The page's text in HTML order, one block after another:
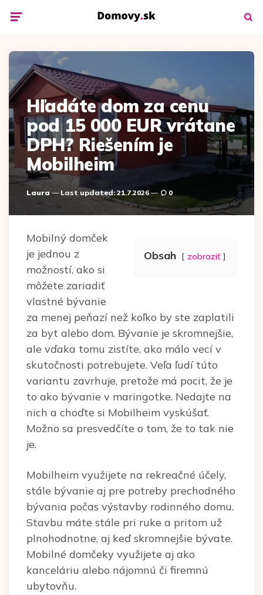
Hľadáte dom za cenu
pod 15 000 EUR vrátane
DPH? Riešením je
Mobilheim
Posted
Laura Last updated:21.7.2026 0
Obsah zobraziť
Mobilný domček
je jednou z
možností, ako si
môžete zariadiť
vlastné bývanie
za menej peňazí než koľko by ste zaplatili
za byt alebo dom. Bývanie je skromnejšie,
ale vďaka tomu zistíte, ako málo vecí v
skutočnosti potrebujete. Veľa ľudí túto
variantu zavrhuje, pretože má pocit, že je
to ako bývanie v maringotke. Nedajte na
nich a choďte si Mobilheim vyskúšať.
Možno sa presvedčíte o tom, že to tak nie
je.
Mobilheim využijete na rekreačné účely,
stále bývanie aj pre potreby prechodného
bývania počas výstavby rodinného domu.
Stavbu máte stále pri ruke a pritom už
plnohodnotne, aj keď skromnejšie bývate.
Mobilné domčeky využijete aj ako
kanceláriu alebo nájomnú či firemnú
ubytovňu.